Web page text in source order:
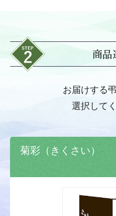
商品
お届けする
選択して
菊彩（きくさい）